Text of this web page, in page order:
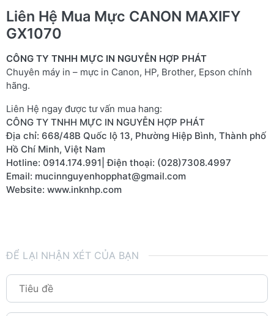
Liên Hệ Mua Mực CANON MAXIFY
GX1070
CÔNG TY TNHH MỰC IN NGUYỄN HỢP PHÁT
Chuyên máy in – mực in Canon, HP, Brother, Epson chính
hãng.
Liên Hệ ngay được tư vấn mua hang:
CÔNG TY TNHH MỰC IN NGUYỄN HỢP PHÁT
Địa chỉ: 668/48B Quốc lộ 13, Phường Hiệp Bình, Thành phố
Hồ Chí Minh, Việt Nam
Hotline: 0914.174.991| Điện thoại: (028)7308.4997
Email: mucinnguyenhopphat@gmail.com
Website: www.inknhp.com
ĐỂ LẠI NHẬN XÉT CỦA BẠN